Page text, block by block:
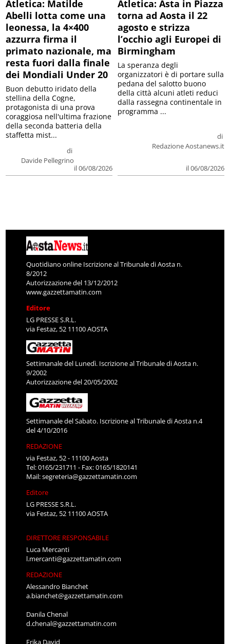
Atletica: Matilde
Abelli lotta come una
leonessa, la 4×400
azzurra firma il
primato nazionale, ma
resta fuori dalla finale
dei Mondiali Under 20
di
Davide Pellegrino
il 06/08/2026
Buon debutto iridato della
stellina della Cogne,
protagonista di una prova
coraggiosa nell'ultima frazione
della seconda batteria della
staffetta mist...
Atletica: Asta in Piazza
torna ad Aosta il 22
agosto e strizza
l’occhio agli Europei di
Birmingham
di
Redazione Aostanews.it
il 06/08/2026
La speranza degli
organizzatori è di portare sulla
pedana del salotto buono
della città alcuni atleti reduci
dalla rassegna continentale in
programma ...
Quotidiano online Iscrizione al Tribunale di Aosta n.
8/2012
Autorizzazione del 13/12/2012
www.gazzettamatin.com
Editore
LG PRESSE S.R.L.
via Festaz, 52 11100 AOSTA
Settimanale del Lunedì. Iscrizione al Tribunale di Aosta n.
9/2002
Autorizzazione del 20/05/2002
Settimanale del Sabato. Iscrizione al Tribunale di Aosta n.4
del 4/10/2016
REDAZIONE
via Festaz, 52 - 11100 Aosta
Tel: 0165/231711 - Fax: 0165/1820141
Mail:segreteria@gazzettamatin.com
Editore
LG PRESSE S.R.L.
via Festaz, 52 11100 AOSTA
DIRETTORE RESPONSABILE
Luca Mercanti
l.mercanti@gazzettamatin.com
REDAZIONE
Alessandro Bianchet
a.bianchet@gazzettamatin.com
Danila Chenal
d.chenal@gazzettamatin.com
Erika David